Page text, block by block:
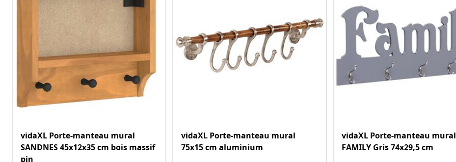
vidaXL Porte-manteau mural
SANDNES 45x12x35 cm bois massif
pin
vidaXL Porte-manteau mural
75x15 cm aluminium
vidaXL Porte-manteau mural
FAMILY Gris 74x29,5 cm